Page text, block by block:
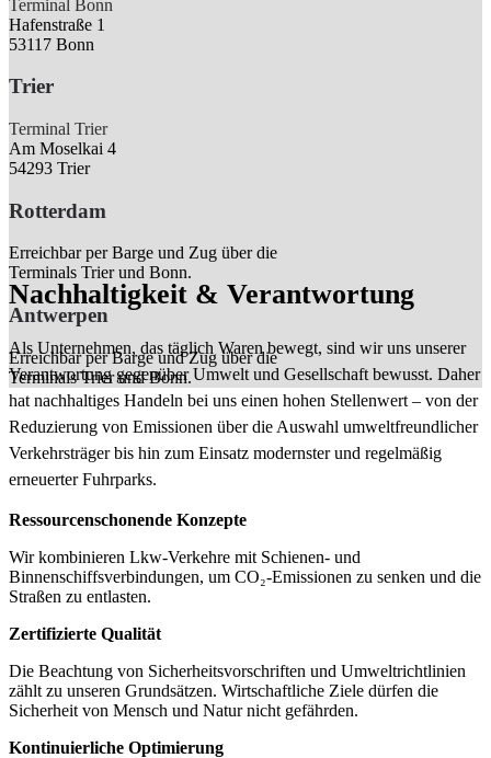
Terminal Bonn
Hafenstraße 1
53117 Bonn
Trier
Terminal Trier
Am Moselkai 4
54293 Trier
Rotterdam
Erreichbar per Barge und Zug über die
Terminals Trier und Bonn.
Antwerpen
Erreichbar per Barge und Zug über die
Terminals Trier und Bonn.
Nachhaltigkeit & Verantwortung
Als Unternehmen, das täglich Waren bewegt, sind wir uns unserer
Verantwortung gegenüber Umwelt und Gesellschaft bewusst. Daher
hat nachhaltiges Handeln bei uns einen hohen Stellenwert – von der
Reduzierung von Emissionen über die Auswahl umweltfreundlicher
Verkehrsträger bis hin zum Einsatz modernster und regelmäßig
erneuerter Fuhrparks.
Ressourcenschonende Konzepte
Wir kombinieren Lkw-Verkehre mit Schienen- und
Binnenschiffsverbindungen, um CO₂-Emissionen zu senken und die
Straßen zu entlasten.
Zertifizierte Qualität
Die Beachtung von Sicherheitsvorschriften und Umweltrichtlinien
zählt zu unseren Grundsätzen. Wirtschaftliche Ziele dürfen die
Sicherheit von Mensch und Natur nicht gefährden.
Kontinuierliche Optimierung